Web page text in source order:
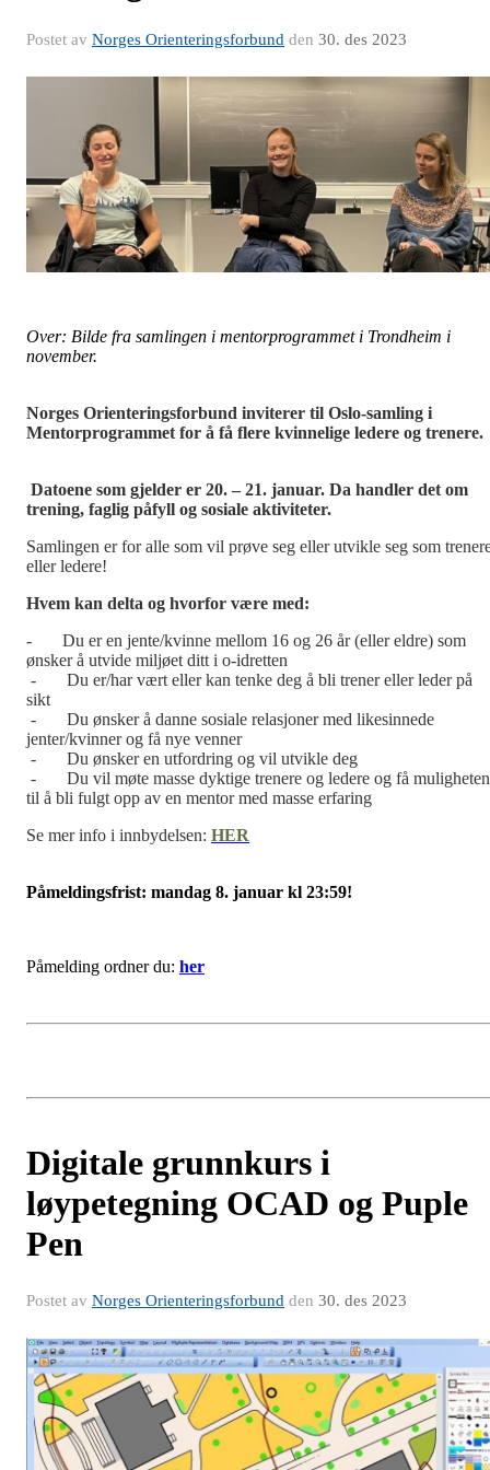
Postet av Norges Orienteringsforbund den 30. des 2023
Over: Bilde fra samlingen i mentorprogrammet i Trondheim i
november.
Norges Orienteringsforbund inviterer til Oslo-samling i
Mentorprogrammet for å få flere kvinnelige ledere og trenere.
Datoene som gjelder er 20. – 21. januar. Da handler det om
trening, faglig påfyll og sosiale aktiviteter.
Samlingen er for alle som vil prøve seg eller utvikle seg som
eller ledere!
Hvem kan delta og hvorfor være med:
- Du er en jente/kvinne mellom 16 og 26 år (eller eldre) som
ønsker å utvide miljøet ditt i o-idretten
- Du er/har vært eller kan tenke deg å bli trener eller leder på
sikt
- Du ønsker å danne sosiale relasjoner med likesinnede
jenter/kvinner og få nye venner
- Du ønsker en utfordring og vil utvikle deg
- Du vil møte masse dyktige trenere og ledere og få muligheten
til å bli fulgt opp av en mentor med masse erfaring
Se mer info i innbydelsen: HER
Påmeldingsfrist: mandag 8. januar kl 23:59!
Påmelding ordner du: her
Digitale grunnkurs i
løypetegning OCAD og Puple
Pen
Postet av Norges Orienteringsforbund den 30. des 2023